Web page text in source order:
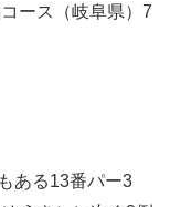
ース（岐阜県）7
ある13番パー3